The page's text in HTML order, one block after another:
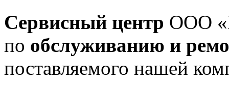
Сервисный центр ООО
по обслуживанию и
поставляемого нашей